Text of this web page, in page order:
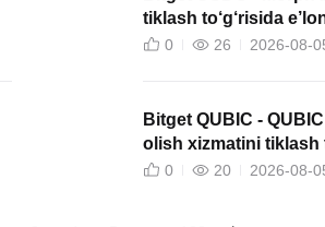
tiklash to‘g‘risida
0 26 2026-08-
Bitget QUBIC -
olish xizmatini tiklash
0 20 2026-08-